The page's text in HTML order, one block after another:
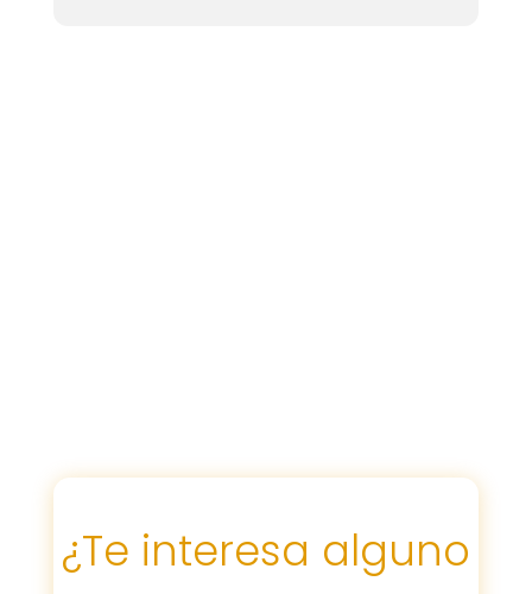
¿Te interesa alguno